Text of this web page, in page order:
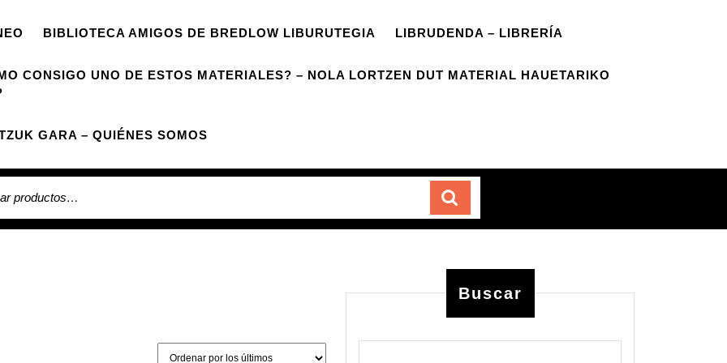
BIBLIOTECA AMIGOS DE BREDLOW LIBURUTEGIA LIBRUDENDA – LIBRERÍA
CONSIGO UNO DE ESTOS MATERIALES? – NOLA LORTZEN DUT MATERIAL HAUETARIKO
GARA – QUIÉNES SOMOS
Buscar